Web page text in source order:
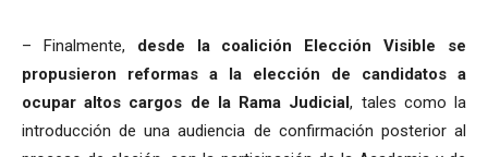
– Finalmente, desde la coalición Elección Visible se
propusieron reformas a la elección de candidatos a
ocupar altos cargos de la Rama Judicial, tales como la
introducción de una audiencia de confirmación posterior al